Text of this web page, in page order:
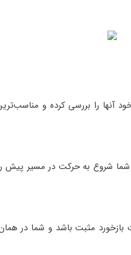
را بررسی کرده و مناسب‌ترین
شما شروع به حرکت در مسیر
مثبت باشد و شما در